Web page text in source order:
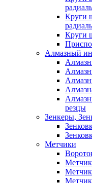
Круги
Круги
Алмазный
резцы
Зенкеры,
Метчики